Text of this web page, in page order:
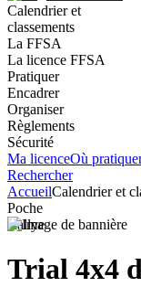
Calendrier et
classements
La FFSA
La licence FFSA
Pratiquer
Encadrer
Organiser
Règlements
Sécurité
Ma licenceOù
Rechercher
AccueilCalendrier et
Poche
Rallye
Trial 4x4